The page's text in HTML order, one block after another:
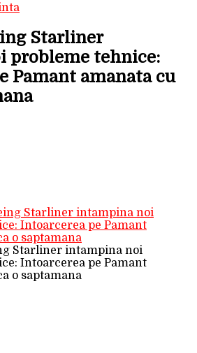
Starliner
probleme tehnice:
Pamant amanata cu
Starliner intampina noi
Intoarcerea pe Pamant
o saptamana